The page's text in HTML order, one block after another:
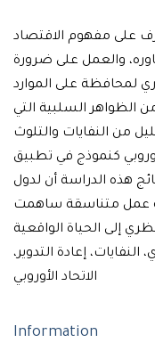
على مفهوم الاقتصاد
والعمل على ضرورة
لمحافظة على الموارد
الظواهر السلبية التي
من النفايات والتلوث
كنموذج في تطبيق
هذه الدراسة أن لدول
عمل متناسقة ساهمت
النفايات، إعادة التدوير،
الاتحاد الأوروبي
Information